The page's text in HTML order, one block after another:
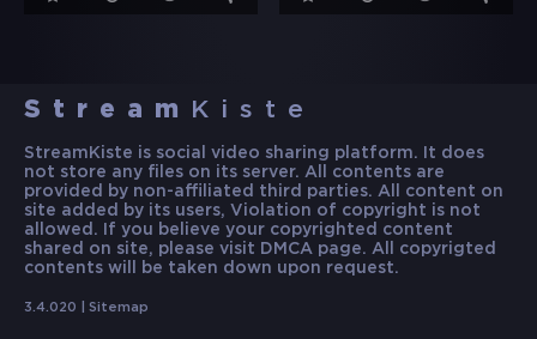
Stream Kiste
StreamKiste is social video sharing platform. It does
not store any files on its server. All contents are
provided by non-affiliated third parties. All content on
site added by its users, Violation of copyright is not
allowed. If you believe your copyrighted content
shared on site, please visit DMCA page. All copyrigted
contents will be taken down upon request.
3.4.020 | Sitemap